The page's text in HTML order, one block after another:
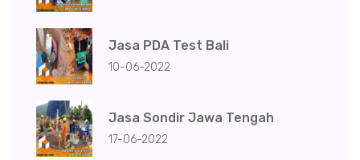
Jasa PDA Test Bali
10-06-2022
Jasa Sondir Jawa Tengah
17-06-2022